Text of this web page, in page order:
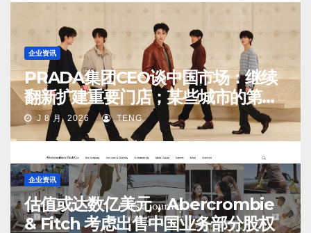
企业资讯
PRADA集团CEO谈中国市场：继续
翻新扩建重要门店；某些城市的第
二、第三店不再有价值
J 8 月, 2026 TENG
企业资讯
估值或达数亿美元，Abercrombie
& Fitch 考虑出售中国业务部分股权